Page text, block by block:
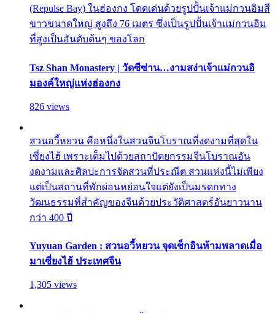
(Repulse Bay) ในฮ่องกง โดดเด่นด้วยรูปปั้นเจ้าแม่กวนอิมสี
ขาวขนาดใหญ่ สูงถึง 76 เมตร ซึ่งเป็นรูปปั้นเจ้าแม่กวนอิม
ที่สูงเป็นอันดับต้นๆ ของโลก
Tsz Shan Monastery | วัดซีซ่าน…งามสง่าเจ้าแม่กวนอิ
มองค์ใหญ่แห่งฮ่องกง
826 views
สวนอวี้หยวน คือหนึ่งในสวนจีนโบราณที่งดงามที่สุดใน
เซี่ยงไฮ้ เพราะเต็มไปด้วยสถาปัตยกรรมจีนโบราณอัน
งดงามและศิลปะการจัดสวนที่ประณีต สวนแห่งนี้ไม่เพียง
แต่เป็นสถานที่พักผ่อนหย่อนใจแต่ยังเป็นมรดกทาง
วัฒนธรรมที่สำคัญของจีนด้วยประวัติศาสตร์อันยาวนาน
กว่า 400 ปี
Yuyuan Garden : สวนอวี้หยวน จุดเช็กอินห้ามพลาดเมื่อ
มาเซี่ยงไฮ้ ประเทศจีน
1,305 views